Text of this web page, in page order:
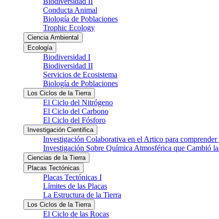
Conducta Animal
Biología de Poblaciones
Trophic Ecology
Ciencia Ambiental
Ecología
Biodiversidad I
Biodiversidad II
Servicios de Ecosistema
Biología de Poblaciones
Los Ciclos de la Tierra
El Ciclo del Nitrógeno
El Ciclo del Carbono
El Ciclo del Fósforo
Investigación Cientifica
Investigación Colaborativa en el Artico para
Investigación Sobre Química Atmosférica que Cambió
Ciencias de la Tierra
Placas Tectónicas
Placas Tectónicas I
Límites de las Placas
La Estructura de la Tierra
Los Ciclos de la Tierra
El Ciclo de las Rocas